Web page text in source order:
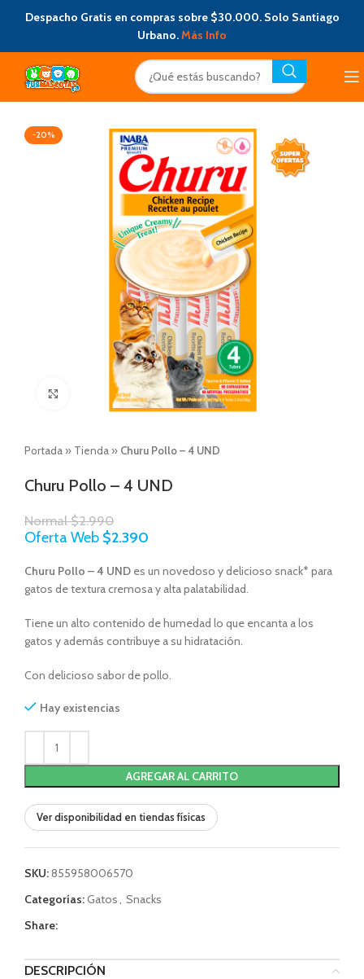
Despacho Gratis en compras sobre $30.000. Solo Santiago
Urbano.Más Info
-20%
Click to enlarge
Portada » Tienda » Churu Pollo – 4 UND
Churu Pollo – 4 UND
Normal$2.990
Oferta Web $2.390
Churu Pollo – 4 UND es un novedoso y delicioso snack* para
gatos de textura cremosa y alta palatabilidad.
Tiene un alto contenido de humedad lo que encanta a los
gatos y además contribuye a su hidratación.
Con delicioso sabor de pollo.
Hay existencias
AGREGAR AL CARRITO
Ver disponibilidad en tiendas físicas
SKU:855958006570
Categorías:Gatos, Snacks
Share:
DESCRIPCIÓN